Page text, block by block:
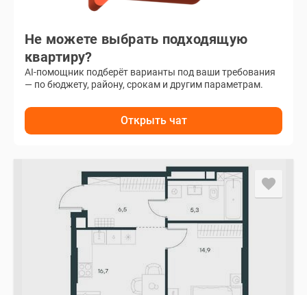
Не можете выбрать подходящую
квартиру?
AI-помощник подберёт варианты под ваши требования
— по бюджету, району, срокам и другим параметрам.
Открыть чат